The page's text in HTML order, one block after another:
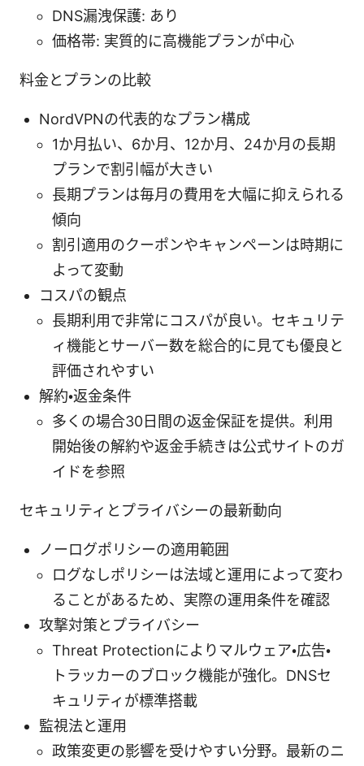
DNS漏洩保護: あり
価格帯: 実質的に高機能プランが中心
料金とプランの比較
NordVPNの代表的なプラン構成
1か月払い、6か月、12か月、24か月の長期
プランで割引幅が大きい
長期プランは毎月の費用を大幅に抑えられる
傾向
割引適用のクーポンやキャンペーンは時期に
よって変動
コスパの観点
長期利用で非常にコスパが良い。セキュリテ
ィ機能とサーバー数を総合的に見ても優良と
評価されやすい
解約・返金条件
多くの場合30日間の返金保証を提供。利用
開始後の解約や返金手続きは公式サイトのガ
イドを参照
セキュリティとプライバシーの最新動向
ノーログポリシーの適用範囲
ログなしポリシーは法域と運用によって変わ
ることがあるため、実際の運用条件を確認
攻撃対策とプライバシー
Threat Protectionによりマルウェア・広告・
トラッカーのブロック機能が強化。DNSセ
キュリティが標準搭載
監視法と運用
政策変更の影響を受けやすい分野。最新のニ